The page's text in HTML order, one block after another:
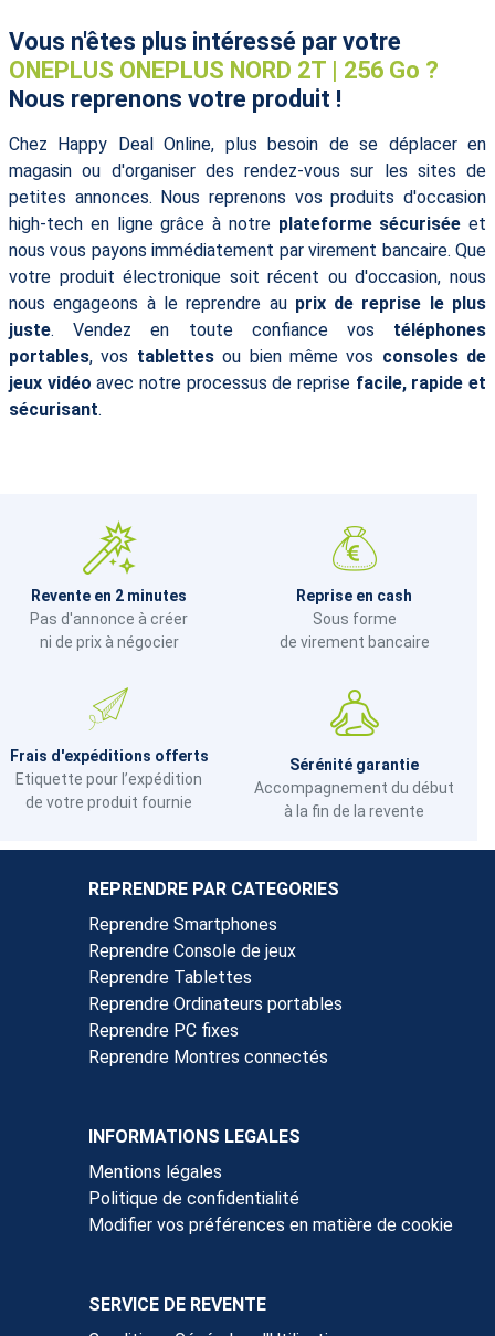
Vous n'êtes plus intéressé par votre
ONEPLUS ONEPLUS NORD 2T | 256 Go ?
Nous reprenons votre produit !
Chez Happy Deal Online, plus besoin de se déplacer en
magasin ou d'organiser des rendez-vous sur les sites de
petites annonces. Nous reprenons vos produits d'occasion
high-tech en ligne grâce à notre plateforme sécurisée et
nous vous payons immédiatement par virement bancaire. Que
votre produit électronique soit récent ou d'occasion, nous
nous engageons à le reprendre au prix de reprise le plus
juste. Vendez en toute confiance vos téléphones
portables, vos tablettesou bien même vos consoles de
jeux vidéo avec notre processus de reprise facile, rapide et
sécurisant.
Revente en 2 minutes
Pas d'annonce à créer
ni de prix à négocier
Reprise en cash
Sous forme
de virement bancaire
Frais d'expéditions offerts
Etiquette pour l’expédition
de votre produit fournie
Sérénité garantie
Accompagnement du début
à la fin de la revente
REPRENDRE PAR CATEGORIES
Reprendre Smartphones
Reprendre Console de jeux
Reprendre Tablettes
Reprendre Ordinateurs portables
Reprendre PC fixes
Reprendre Montres connectés
INFORMATIONS LEGALES
Mentions légales
Politique de confidentialité
Modifier vos préférences en matière de cookie
SERVICE DE REVENTE